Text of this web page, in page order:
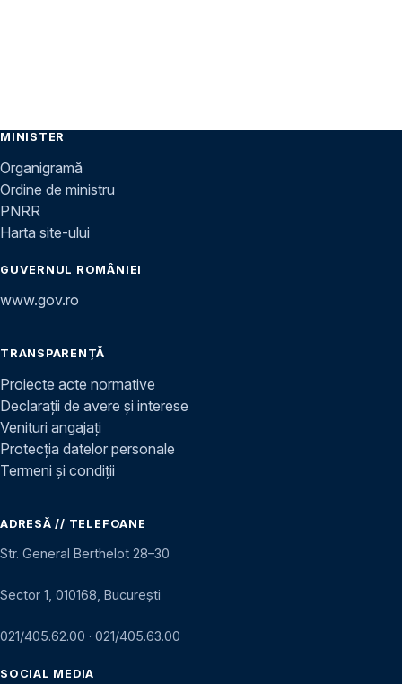
MINISTER
Organigramă
Ordine de ministru
PNRR
Harta site-ului
GUVERNUL ROMÂNIEI
www.gov.ro
TRANSPARENȚĂ
Proiecte acte normative
Declarații de avere și interese
Venituri angajați
Protecția datelor personale
Termeni și condiții
ADRESĂ // TELEFOANE
Str. General Berthelot 28–30
Sector 1, 010168, București
021/405.62.00 · 021/405.63.00
SOCIAL MEDIA